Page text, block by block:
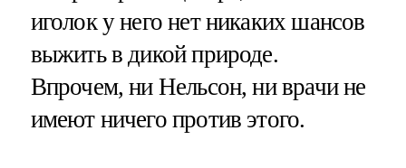
иголок у него нет никаких шансов
выжить в дикой природе.
Впрочем, ни Нельсон, ни врачи не
имеют ничего против этого.